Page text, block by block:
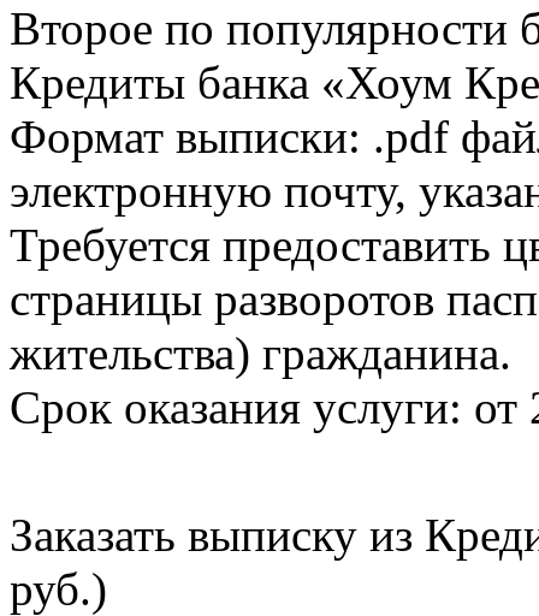
Второе по популярности
Кредиты банка «Хоум
Формат выписки: .pdf
электронную почту,
Требуется предоставить
страницы разворотов
жительства) гражданина.
Срок оказания услуги: от
Заказать выписку из
руб.)